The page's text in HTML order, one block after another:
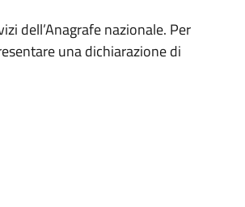
dell’Anagrafe nazionale. Per
una dichiarazione di